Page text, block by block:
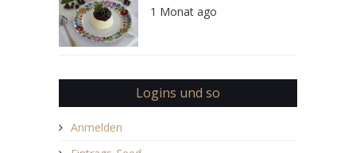
1 Monat ago
Logins und so
Anmelden